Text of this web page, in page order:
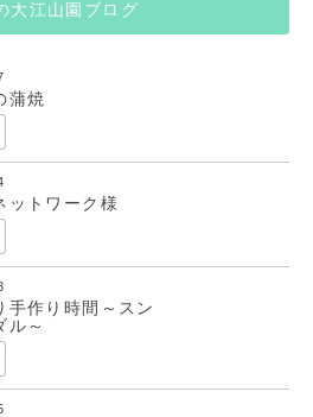
大江山園ブログ
蒲焼
ットワーク様
手作り時間～スン
ル～